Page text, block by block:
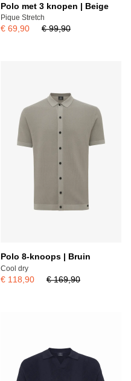
Polo met 3 knopen | Beige
Pique Stretch
€ 69,90 € 99,90
Polo 8-knoops | Bruin
Cool dry
€ 118,90 € 169,90